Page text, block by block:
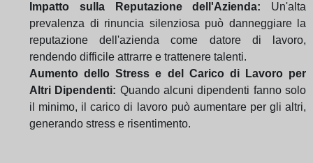
Impatto sulla Reputazione dell'Azienda: Un'alta
prevalenza di rinuncia silenziosa può danneggiare la
reputazione dell'azienda come datore di lavoro,
rendendo difficile attrarre e trattenere talenti.
Aumento dello Stress e del Carico di Lavoro per
Altri Dipendenti: Quando alcuni dipendenti fanno solo
il minimo, il carico di lavoro può aumentare per gli altri,
generando stress e risentimento.